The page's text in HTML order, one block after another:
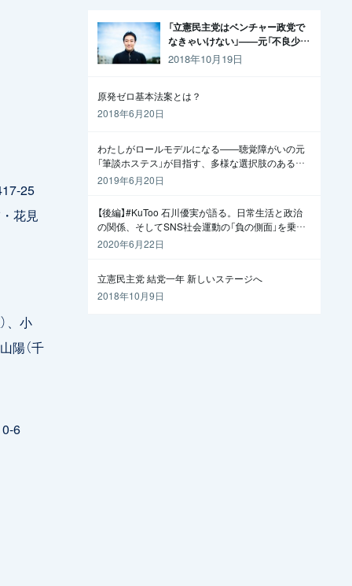
25
花見
、小
陽（千
6
「立憲民主党はベンチャー政党で
なきゃいけない」——元「不良少
年」の起業家が政治家になった理
2018年10月19日
原発ゼロ基本法案とは？
2018年6月20日
わたしがロールモデルになる——聴覚障がいの元
「筆談ホステス」が目指す、多様な選択肢のある社
会
2019年6月20日
【後編】#KuToo 石川優実が語る。日常生活と政治
の関係、そしてSNS社会運動の「負の側面」を乗り
越えるには
2020年6月22日
立憲民主党 結党一年 新しいステージへ
2018年10月9日